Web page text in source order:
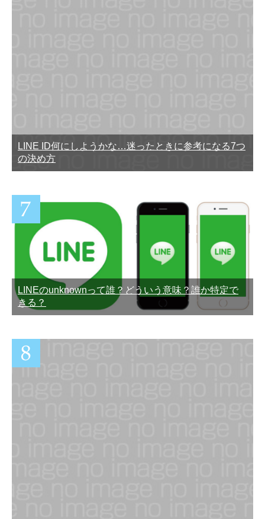
LINE ID何にしようかな…迷ったときに参考になる7つ
の決め方
LINEのunknownって誰？どういう意味？誰か特定で
きる？